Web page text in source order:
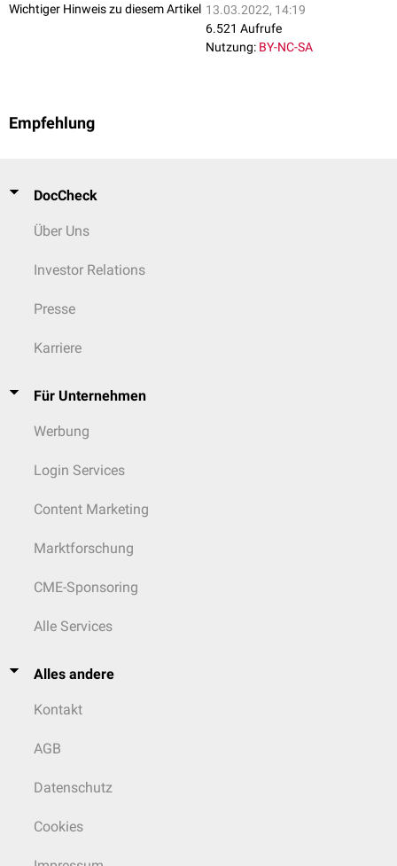
Wichtiger Hinweis zu diesem Artikel 13.03.2022, 14:19
6.521 Aufrufe
Nutzung: BY-NC-SA
Empfehlung
DocCheck
Über Uns
Investor Relations
Presse
Karriere
Für Unternehmen
Werbung
Login Services
Content Marketing
Marktforschung
CME-Sponsoring
Alle Services
Alles andere
Kontakt
AGB
Datenschutz
Cookies